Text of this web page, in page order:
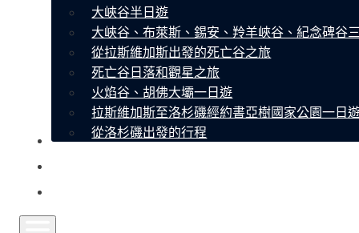
大峽谷半日遊
大峽谷、布萊斯、錫安、羚羊峽谷、紀念碑谷
從拉斯維加斯出發的死亡谷之旅
死亡谷日落和觀星之旅
火焰谷、胡佛大壩一日遊
拉斯維加斯至洛杉磯經約書亞樹國家公園一日
從洛杉磯出發的行程
關於我們